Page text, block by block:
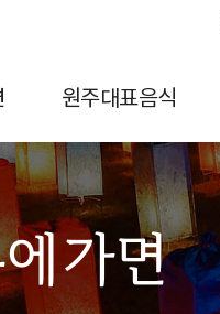
원주대표음식
가면